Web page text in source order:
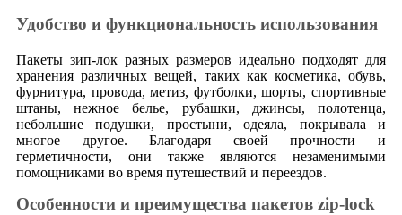
Удобство и функциональность использования
Пакеты зип-лок разных размеров идеально подходят для
хранения различных вещей, таких как косметика, обувь,
фурнитура, провода, метиз, футболки, шорты, спортивные
штаны, нежное белье, рубашки, джинсы, полотенца,
небольшие подушки, простыни, одеяла, покрывала и
многое другое. Благодаря своей прочности и
герметичности, они также являются незаменимыми
помощниками во время путешествий и переездов.
Особенности и преимущества пакетов zip-lock